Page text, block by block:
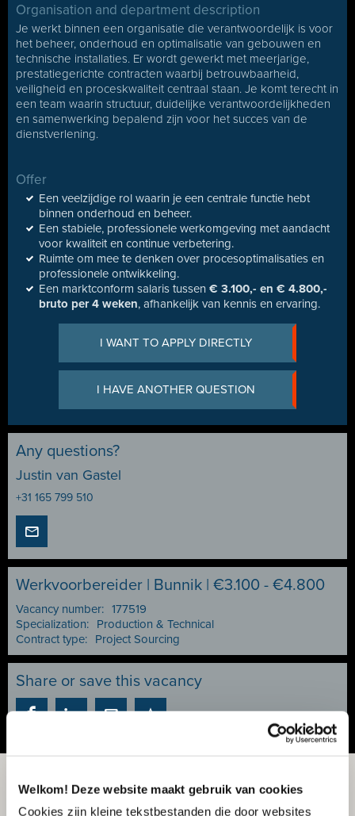
Welkom! Deze website maakt gebruik van cookies
Cookies zijn kleine tekstbestanden die door websites
Organisation and department description
Je werkt binnen een organisatie die verantwoordelijk is voor
het beheer, onderhoud en optimalisatie van gebouwen en
technische installaties. Er wordt gewerkt met meerjarige,
prestatiegerichte contracten waarbij betrouwbaarheid,
veiligheid en proceskwaliteit centraal staan. Je komt terecht in
een team waarin structuur, duidelijke verantwoordelijkheden
en samenwerking bepalend zijn voor het succes van de
dienstverlening.
Offer
Een veelzijdige rol waarin je een centrale functie hebt
binnen onderhoud en beheer.
Een stabiele, professionele werkomgeving met aandacht
voor kwaliteit en continue verbetering.
Ruimte om mee te denken over procesoptimalisaties en
professionele ontwikkeling.
Een marktconform salaris tussen € 3.100,- en € 4.800,-
bruto per 4 weken, afhankelijk van kennis en ervaring.
I WANT TO APPLY DIRECTLY
I HAVE ANOTHER QUESTION
Any questions?
Justin van Gastel
+31 165 799 510
Werkvoorbereider | Bunnik | €3.100 - €4.800
Vacancy number: 177519
Specialization:
Production & Technical
Contract type:
Project Sourcing
Share or save this vacancy